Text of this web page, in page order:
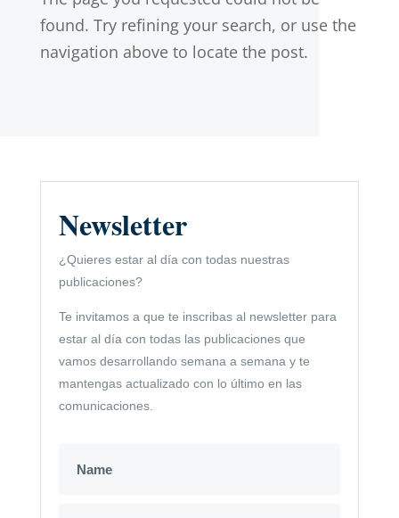
found. Try refining your search, or use the
navigation above to locate the post.
Newsletter
¿Quieres estar al día con todas nuestras
publicaciones?
Te invitamos a que te inscribas al newsletter para
estar al día con todas las publicaciones que
vamos desarrollando semana a semana y te
mantengas actualizado con lo último en las
comunicaciones.